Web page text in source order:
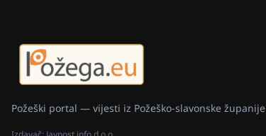
Požeški portal — vijesti iz Požeško-slavonske županije